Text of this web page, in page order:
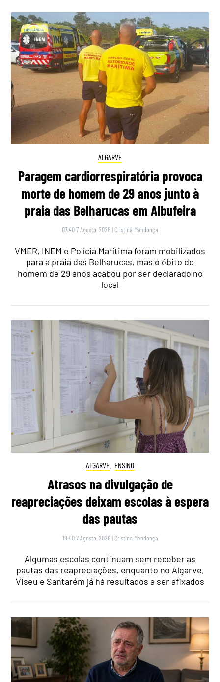
ALGARVE
Paragem cardiorrespiratória provoca
morte de homem de 29 anos junto à
praia das Belharucas em Albufeira
07:40 7 Agosto, 2026 | Cristina Mendonça
VMER, INEM e Polícia Marítima foram mobilizados
para a praia das Belharucas, mas o óbito do
homem de 29 anos acabou por ser declarado no
local
ALGARVE, ENSINO
Atrasos na divulgação de
reapreciações deixam escolas à espera
das pautas
18:40 7 Agosto, 2026 | Cristina Mendonça
Algumas escolas continuam sem receber as
pautas das reapreciações, enquanto no Algarve,
Viseu e Santarém já há resultados a ser afixados